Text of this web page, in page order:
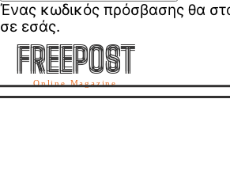
Ένας κωδικός πρόσβασης θα
σε εσάς.
FREEPOST
Online Magazine
FREEPOST